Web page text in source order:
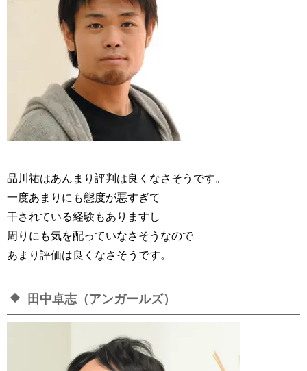
品川祐はあんまり評判は良くなさそうです。
一度あまりにも態度が悪すぎて
干されている経験もありますし
周りにも気を配っていなさそうなので
あまり評価は良くなさそうです。
田中卓志（アンガールズ）